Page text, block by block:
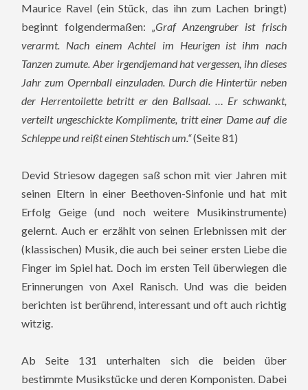
Maurice Ravel (ein Stück, das ihn zum Lachen bringt)
beginnt folgendermaßen:
„Graf Anzengruber ist frisch
verarmt. Nach einem Achtel im Heurigen ist ihm nach
Tanzen zumute. Aber irgendjemand hat vergessen, ihn dieses
Jahr zum Opernball einzuladen. Durch die Hintertür neben
der Herrentoilette betritt er den Ballsaal. … Er schwankt,
verteilt ungeschickte Komplimente, tritt einer Dame auf die
Schleppe und reißt einen Stehtisch um.“(Seite 81)
Devid Striesow dagegen saß schon mit vier Jahren mit
seinen Eltern in einer Beethoven-Sinfonie und hat mit
Erfolg Geige (und noch weitere Musikinstrumente)
gelernt. Auch er erzählt von seinen Erlebnissen mit der
(klassischen) Musik, die auch bei seiner ersten Liebe die
Finger im Spiel hat. Doch im ersten Teil überwiegen die
Erinnerungen von Axel Ranisch. Und was die beiden
berichten ist berührend, interessant und oft auch richtig
witzig.
Ab Seite 131 unterhalten sich die beiden über
bestimmte Musikstücke und deren Komponisten. Dabei